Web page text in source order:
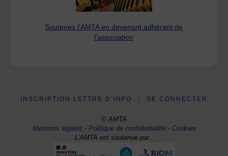
Soutenez l'AMTA en devenant adhérant de
l'association
INSCRIPTION LETTRE D’INFO SE CONNECTER
© AMTA
Mentions légales -Politique de confidentialité- Cookies
L'AMTA est soutenue par :